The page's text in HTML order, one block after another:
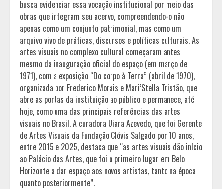
busca evidenciar essa vocação institucional por meio das
obras que integram seu acervo, compreendendo-o não
apenas como um conjunto patrimonial, mas como um
arquivo vivo de práticas, discursos e políticas culturais. As
artes visuais no complexo cultural começaram antes
mesmo da inauguração oficial do espaço (em março de
1971), com a exposição “Do corpo à Terra” (abril de 1970),
organizada por Frederico Morais e Mari’Stella Tristão, que
abre as portas da instituição ao público e permanece, até
hoje, como uma das principais referências das artes
visuais no Brasil. A curadora Uiara Azevedo, que foi Gerente
de Artes Visuais da Fundação Clóvis Salgado por 10 anos,
entre 2015 e 2025, destaca que “as artes visuais dão início
ao Palácio das Artes, que foi o primeiro lugar em Belo
Horizonte a dar espaço aos novos artistas, tanto na época
quanto posteriormente”.